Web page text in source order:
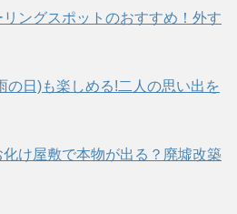
リングスポットのおすすめ！外す
の日)も楽しめる!二人の思い出を
化け屋敷で本物が出る？廃墟改築